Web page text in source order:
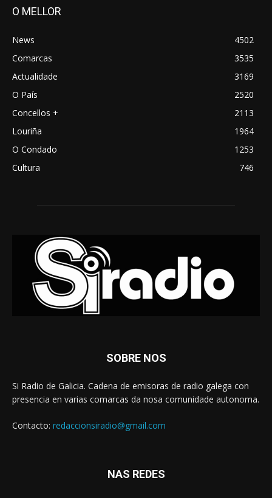
O MELLOR
News
4502
Comarcas
3535
Actualidade
3169
O País
2520
Concellos +
2113
Louriña
1964
O Condado
1253
Cultura
746
SOBRE NOS
Si Radio de Galicia. Cadena de emisoras de radio galega con
presencia en varias comarcas da nosa comunidade autonoma.
Contacto: redaccionsiradio@gmail.com
NAS REDES